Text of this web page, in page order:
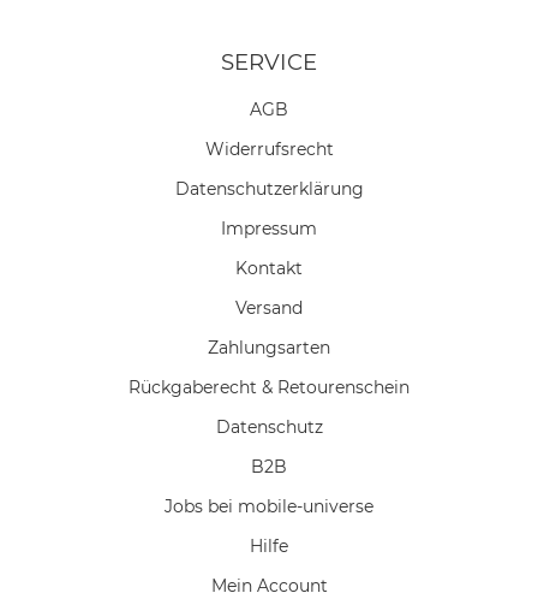
SERVICE
AGB
Widerrufs­recht
Daten­schutz­erklärung
Impressum
Kontakt
Versand
Zahlungsarten
Rückgaberecht & Retourenschein
Datenschutz
B2B
Jobs bei mobile-universe
Hilfe
Mein Account